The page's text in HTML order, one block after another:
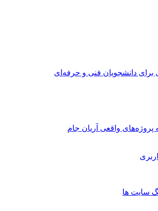
برای دانشجویان فنی و حرفه‌ای
واقعی آریان جام
سایت ها